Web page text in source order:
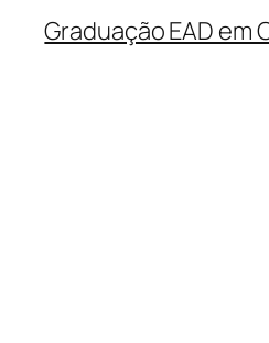
Graduação EAD em